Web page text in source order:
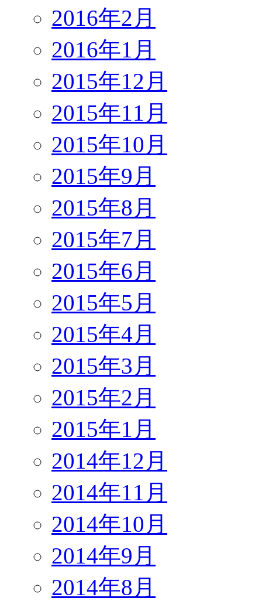
2016年2月
2016年1月
2015年12月
2015年11月
2015年10月
2015年9月
2015年8月
2015年7月
2015年6月
2015年5月
2015年4月
2015年3月
2015年2月
2015年1月
2014年12月
2014年11月
2014年10月
2014年9月
2014年8月